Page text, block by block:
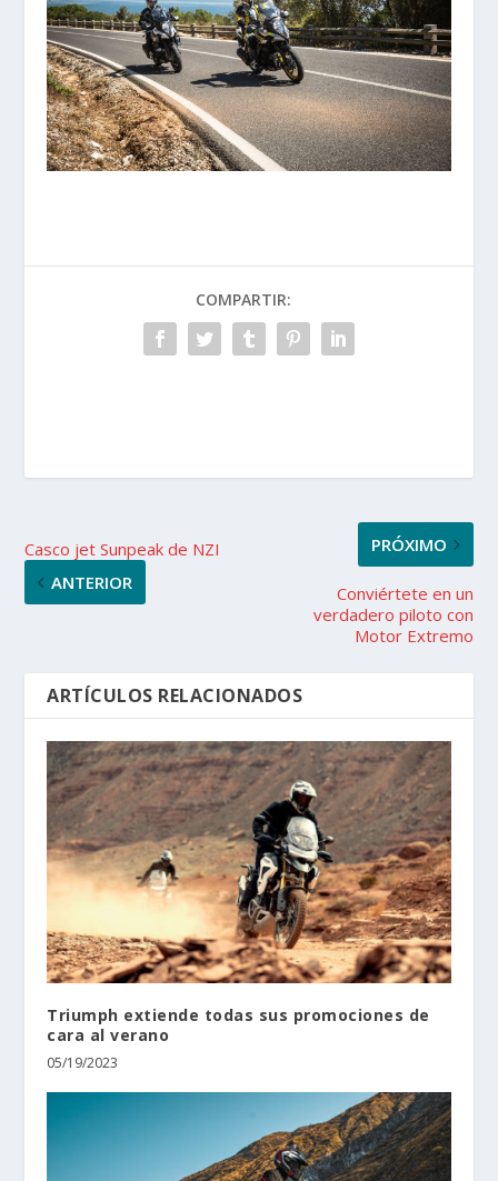
COMPARTIR:
Casco jet Sunpeak de NZI
ANTERIOR
PRÓXIMO
Conviértete en un
verdadero piloto con
Motor Extremo
ARTÍCULOS RELACIONADOS
Triumph extiende todas sus promociones de
cara al verano
05/19/2023